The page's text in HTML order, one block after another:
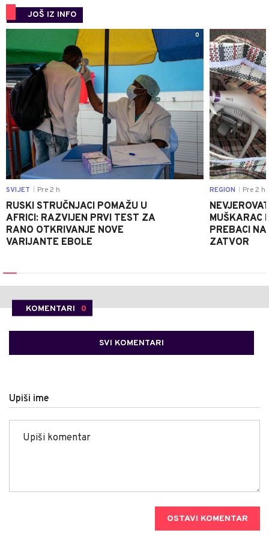
JOŠ IZ INFO
0
SVIJET Pre 2 h
RUSKI STRUČNJACI POMAŽU U
AFRICI: RAZVIJEN PRVI TEST ZA
RANO OTKRIVANJE NOVE
VARIJANTE EBOLE
REGION Pre 2 h
MUŠKARAC
PREBACI
ZATVOR
KOMENTARI 0
SVI KOMENTARI
Upiši ime
OSTAVI KOMENTAR